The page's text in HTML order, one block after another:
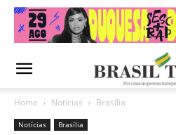
Home Notícias Brasília
Notícias Brasília